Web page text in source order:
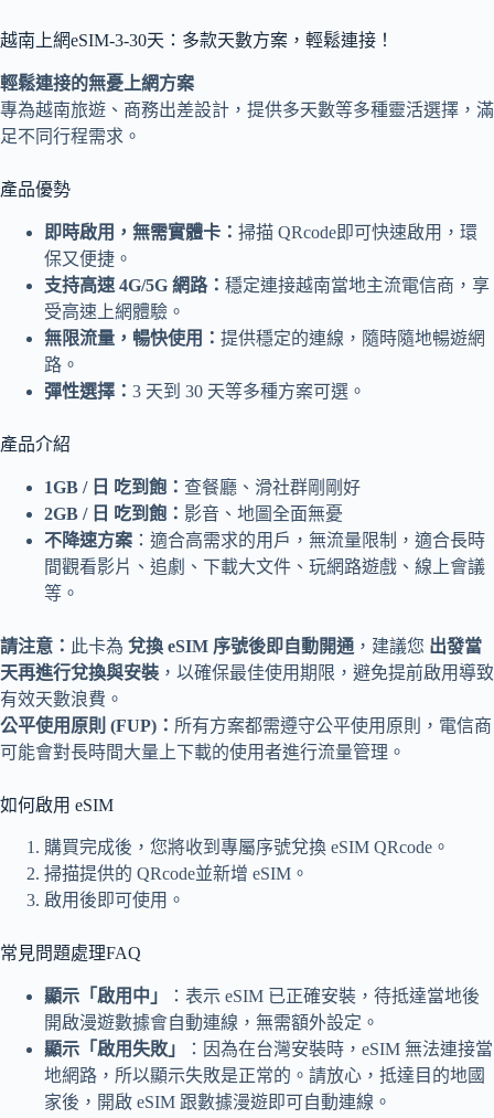
越南上網eSIM-3-30天：多款天數方案，輕鬆連接！
輕鬆連接的無憂上網方案
專為越南旅遊、商務出差設計，提供多天數等多種靈活選擇，滿
足不同行程需求。
產品優勢
即時啟用，無需實體卡： 掃描 QRcode即可快速啟用，環
保又便捷。
支持高速 4G/5G 網路： 穩定連接越南當地主流電信商，享
受高速上網體驗。
無限流量，暢快使用： 提供穩定的連線，隨時隨地暢遊網
路。
彈性選擇： 3 天到 30 天等多種方案可選。
產品介紹
1GB / 日 吃到飽： 查餐廳、滑社群剛剛好
2GB / 日 吃到飽： 影音、地圖全面無憂
不降速方案 ：適合高需求的用戶，無流量限制，適合長時
間觀看影片、追劇、下載大文件、玩網路遊戲、線上會議
等。
請注意： 此卡為 兌換 eSIM 序號後即自動開通 ，建議您 出發當
天再進行兌換與安裝 ，以確保最佳使用期限，避免提前啟用導致
有效天數浪費。
公平使用原則 (FUP)： 所有方案都需遵守公平使用原則，電信商
可能會對長時間大量上下載的使用者進行流量管理。
如何啟用 eSIM
購買完成後，您將收到專屬序號兌換 eSIM QRcode。
掃描提供的 QRcode並新增 eSIM。
啟用後即可使用。
常見問題處理FAQ
顯示「啟用中」
：表示 eSIM 已正確安裝，待抵達當地後
開啟漫遊數據會自動連線，無需額外設定。
顯示「啟用失敗」
：因為在台灣安裝時，eSIM 無法連接當
地網路，所以顯示失敗是正常的。請放心，抵達目的地國
家後，開啟 eSIM 跟數據漫遊即可自動連線。